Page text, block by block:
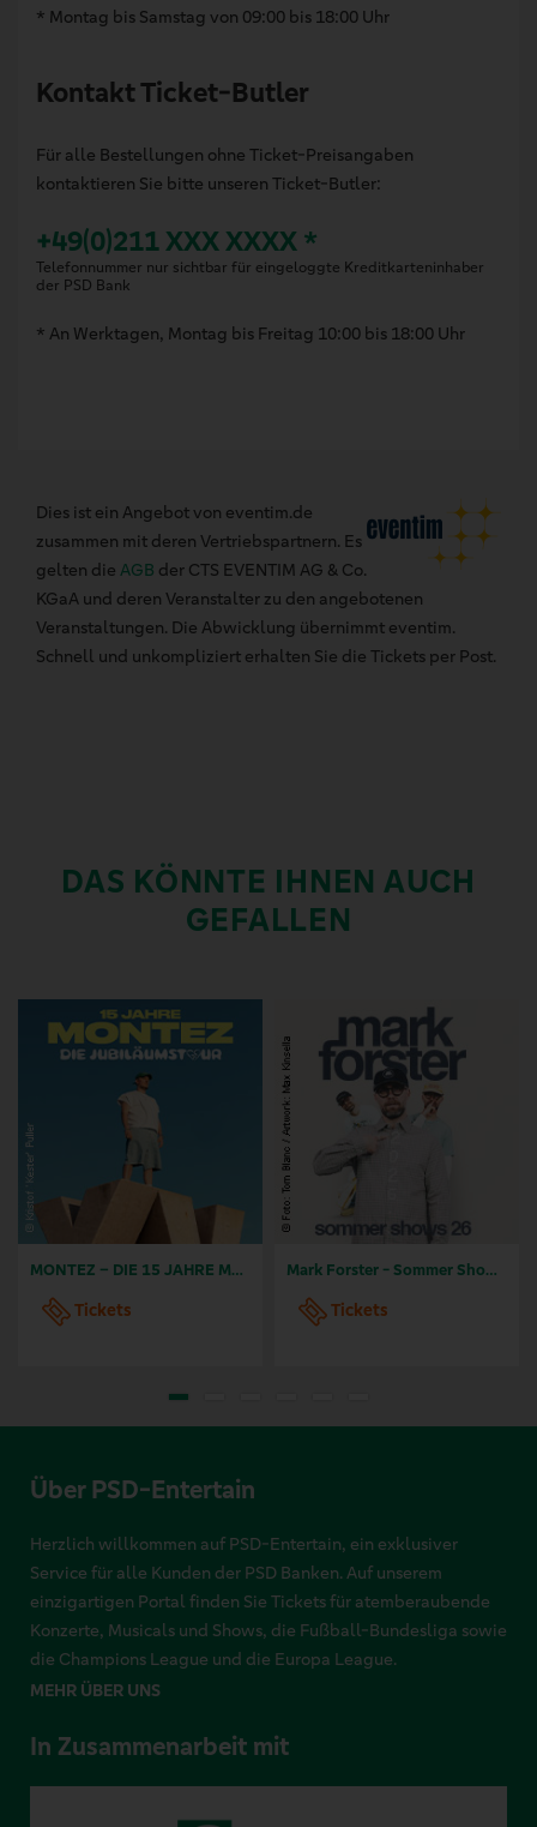
* Montag bis Samstag von 09:00 bis 18:00 Uhr
Kontakt Ticket-Butler
Für alle Bestellungen ohne Ticket-Preisangaben
kontaktieren Sie bitte unseren Ticket-Butler:
+49(0)211 XXX XXXX *
Telefonnummer nur sichtbar für eingeloggte Kreditkarteninhaber
der PSD Bank
* An Werktagen, Montag bis Freitag 10:00 bis 18:00 Uhr
Dies ist ein Angebot von eventim.de
zusammen mit deren Vertriebspartnern. Es
gelten die AGB der CTS EVENTIM AG & Co.
KGaA und deren Veranstalter zu den angebotenen
Veranstaltungen. Die Abwicklung übernimmt eventim.
Schnell und unkompliziert erhalten Sie die Tickets per Post.
DAS KÖNNTE IHNEN AUCH
GEFALLEN
MONTEZ – DIE 15 JAHRE MONTEZ – TOUR
Tickets
Mark Forster - Sommer Shows 2026
Tickets
Über PSD-Entertain
Herzlich willkommen auf PSD-Entertain, ein exklusiver
Service für alle Kunden der PSD Banken. Auf unserem
einzigartigen Portal finden Sie Tickets für atemberaubende
Konzerte, Musicals und Shows, die Fußball-Bundesliga sowie
die Champions League und die Europa League.
MEHR ÜBER UNS
In Zusammenarbeit mit